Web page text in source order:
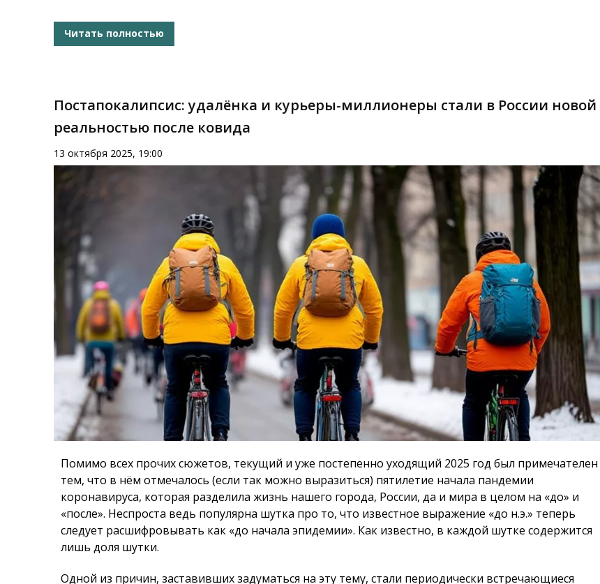
Читать полностью
Постапокалипсис: удалёнка и курьеры-миллионеры стали в России новой
реальностью после ковида
13 октября 2025, 19:00
Помимо всех прочих сюжетов, текущий и уже постепенно уходящий 2025 год был примечателен
тем, что в нём отмечалось (если так можно выразиться) пятилетие начала пандемии
коронавируса, которая разделила жизнь нашего города, России, да и мира в целом на «до» и
«после». Неспроста ведь популярна шутка про то, что известное выражение «до н.э.» теперь
следует расшифровывать как «до начала эпидемии». Как известно, в каждой шутке содержится
лишь доля шутки.
Одной из причин, заставивших задуматься на эту тему, стали периодически встречающиеся